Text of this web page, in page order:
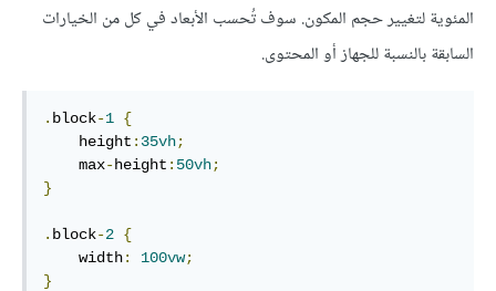
المئوية لتغيير حجم المكون. سوف تُحسب الأبعاد في كل من الخيارات
السابقة بالنسبة للجهاز أو المحتوى.
. block-1 {
    height
: 35vh;
    max
-height : 50vh;
}
. block-2 {
    width
: 100vw;
}